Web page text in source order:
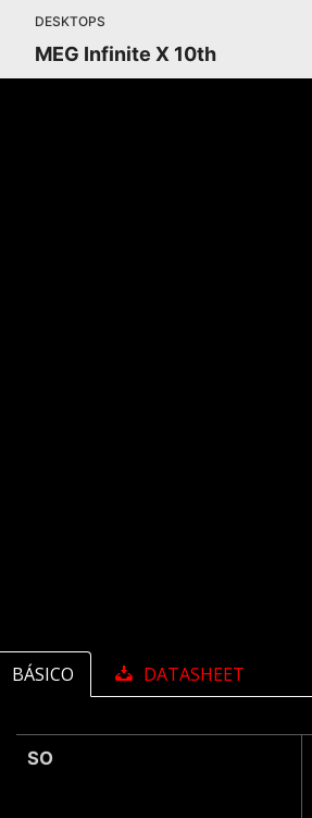
DESKTOPS
MEG Infinite X 10th
BÁSICO DATASHEET
SO